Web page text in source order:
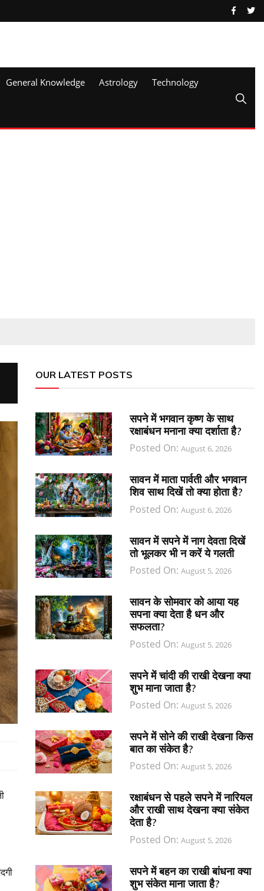
General Knowledge Astrology Technology
OUR LATEST POSTS
सपने में भगवान कृष्ण के साथ
रक्षाबंधन मनाना क्या दर्शाता है?
Posted On:August 6, 2026
सावन में माता पार्वती और भगवान
शिव साथ दिखें तो क्या होता है?
Posted On:August 6, 2026
सावन में सपने में नाग देवता दिखें
तो भूलकर भी न करें ये गलती
Posted On:August 5, 2026
सावन के सोमवार को आया यह
सपना क्या देता है धन और
सफलता?
Posted On:August 5, 2026
सपने में चांदी की राखी देखना क्या
शुभ माना जाता है?
Posted On:August 5, 2026
सपने में सोने की राखी देखना किस
बात का संकेत है?
Posted On:August 5, 2026
रक्षाबंधन से पहले सपने में नारियल
और राखी साथ देखना क्या संकेत
देता है?
Posted On:August 5, 2026
सपने में बहन का राखी बांधना क्या
शुभ संकेत माना जाता है?